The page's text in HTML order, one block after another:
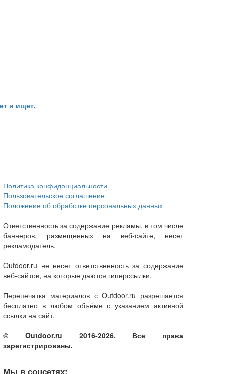
и ищет,
Политика конфиденциальности
Пользовательское соглашение
Положение об обработке персональных данных
Ответственность за содержание рекламы, в том числе
баннеров, размещенных на веб-сайте, несет
рекламодатель.
Outdoor.ru не несет ответственность за содержание
веб-сайтов, на которые даются гиперссылки.
Перепечатка материалов с Outdoor.ru разрешается
бесплатно в любом объёме с указанием активной
ссылки на сайт.
© Outdoor.ru 2016-2026. Все права
зарегистрированы.
Мы в соцсетях: